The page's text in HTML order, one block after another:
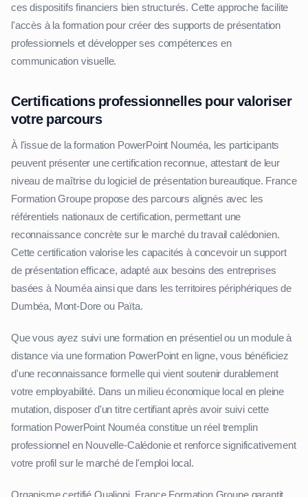
ces dispositifs financiers bien structurés. Cette approche facilite
l'accès à la formation pour créer des supports de présentation
professionnels et développer ses compétences en
communication visuelle.
Certifications professionnelles pour valoriser
votre parcours
À l'issue de la formation PowerPoint Nouméa, les participants
peuvent présenter une certification reconnue, attestant de leur
niveau de maîtrise du logiciel de présentation bureautique. France
Formation Groupe propose des parcours alignés avec les
référentiels nationaux de certification, permettant une
reconnaissance concrète sur le marché du travail calédonien.
Cette certification valorise les capacités à concevoir un support
de présentation efficace, adapté aux besoins des entreprises
basées à Nouméa ainsi que dans les territoires périphériques de
Dumbéa, Mont-Dore ou Païta.
Que vous ayez suivi une formation en présentiel ou un module à
distance via une formation PowerPoint en ligne, vous bénéficiez
d'une reconnaissance formelle qui vient soutenir durablement
votre employabilité. Dans un milieu économique local en pleine
mutation, disposer d'un titre certifiant après avoir suivi cette
formation PowerPoint Nouméa constitue un réel tremplin
professionnel en Nouvelle-Calédonie et renforce significativement
votre profil sur le marché de l'emploi local.